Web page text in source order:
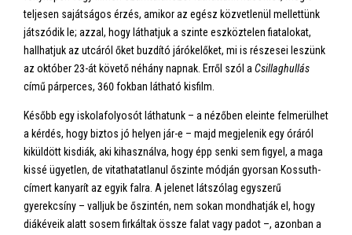
teljesen sajátságos érzés, amikor az egész közvetlenül mellettünk
játszódik le; azzal, hogy láthatjuk a szinte eszköztelen fiatalokat,
hallhatjuk az utcáról őket buzdító járókelőket, mi is részesei leszünk
az október 23-át követő néhány napnak. Erről szól a Csillaghullás
című párperces, 360 fokban látható kisfilm.
Később egy iskolafolyosót láthatunk – a nézőben eleinte felmerülhet
a kérdés, hogy biztos jó helyen jár-e – majd megjelenik egy óráról
kiküldött kisdiák, aki kihasználva, hogy épp senki sem figyel, a maga
kissé ügyetlen, de vitathatatlanul őszinte módján gyorsan Kossuth-
címert kanyarít az egyik falra. A jelenet látszólag egyszerű
gyerekcsíny – valljuk be őszintén, nem sokan mondhatják el, hogy
diákéveik alatt sosem firkáltak össze falat vagy padot –, azonban a